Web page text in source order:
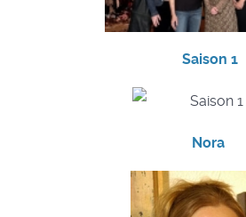
Saison 1
Nora